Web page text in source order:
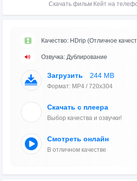
Скачать фильм Кейт на
Качество: HDrip (Отличное
Озвучка: Дублирование
Загрузить 244 MB
Формат: MP4 / 720x304
Скачать с плеера
Выбор качества и озвучки!
Смотреть онлайн
В отличном качестве